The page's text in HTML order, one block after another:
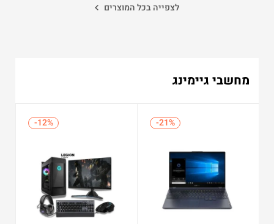
לצפייה בכל המוצרים
מחשבי גיימינג
-21%
-12%